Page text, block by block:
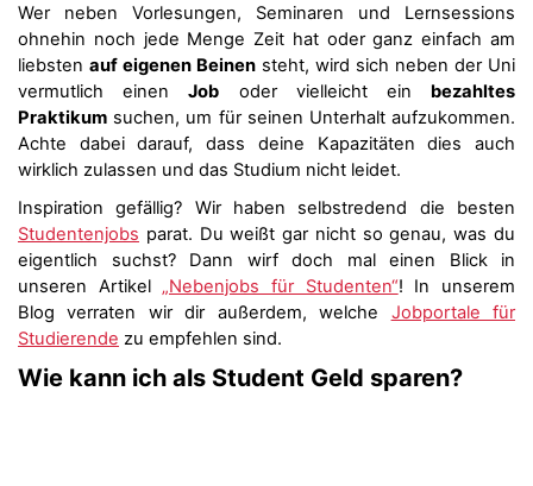
Wer neben Vorlesungen, Seminaren und Lernsessions
ohnehin noch jede Menge Zeit hat oder ganz einfach am
liebsten auf eigenen Beinen steht, wird sich neben der Uni
vermutlich einenJob oder vielleicht ein bezahltes
Praktikum suchen, um für seinen Unterhalt aufzukommen.
Achte dabei darauf, dass deine Kapazitäten dies auch
wirklich zulassen und das Studium nicht leidet.
Inspiration gefällig? Wir haben selbstredend die besten
Studentenjobs parat. Du weißt gar nicht so genau, was du
eigentlich suchst? Dann wirf doch mal einen Blick in
unseren Artikel „Nebenjobs für Studenten“! In unserem
Blog verraten wir dir außerdem, welche Jobportale für
Studierende zu empfehlen sind.
Wie kann ich als Student Geld sparen?